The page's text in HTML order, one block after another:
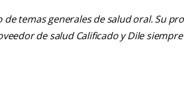
temas generales de salud oral. Su
de salud Calificado y Dile